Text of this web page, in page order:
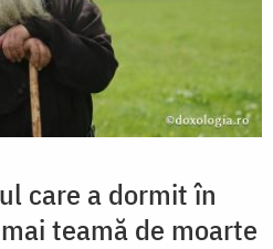
care a dormit în
teamă de moarte